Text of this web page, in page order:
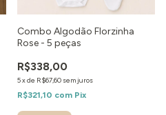
Combo Algodão Florzinha
Rose - 5 peças
R$338,00
5xde R$67,60 sem juros
R$321,10 com Pix